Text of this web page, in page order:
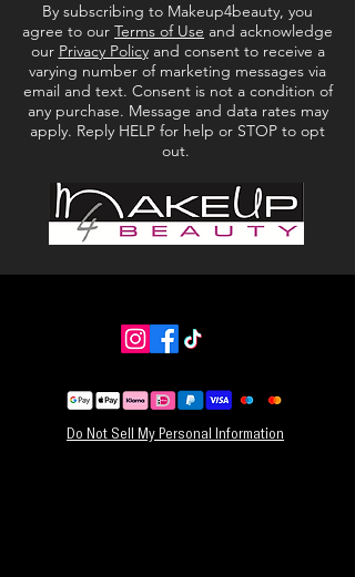
By subscribing to Makeup4beauty, you
agree to our Terms of Use and acknowledge
our Privacy Policyand consent to receive a
varying number of marketing messages via
email and text. Consent is not a condition of
any purchase. Message and data rates may
apply. Reply HELP for help or STOP to opt
out.
Do Not Sell My Personal Information